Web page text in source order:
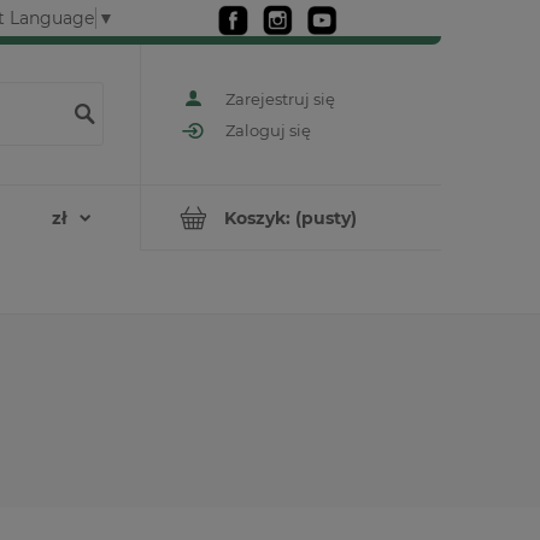
Language ▼
Zarejestruj się
Zaloguj się
Koszyk: (pusty)